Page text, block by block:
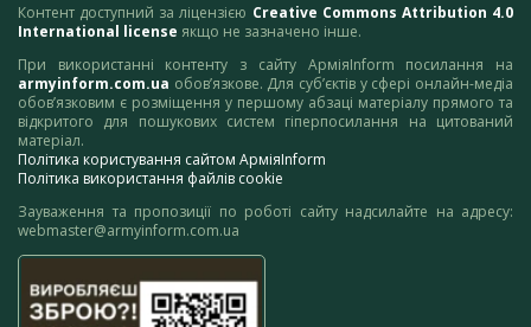
Контент доступний за ліцензією Creative Commons Attribution 4.0
International license якщо не зазначено інше.
При використанні контенту з сайту АрміяInform посилання на
armyinform.com.ua обов’язкове. Для суб’єктів у сфері онлайн-медіа
обов’язковим є розміщення у першому абзаці матеріалу прямого та
відкритого для пошукових систем гіперпосилання на цитований
матеріал.
Політика користування сайтом АрміяInform
Політика використання файлів cookie
Зауваження та пропозиції по роботі сайту надсилайте на адресу:
webmaster@armyinform.com.ua